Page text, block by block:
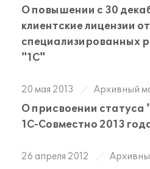
О повышении с 30
клиентские лицензии
специализированных
"1С"
20 мая 2013 Архивный
О присвоении
1С-Совместно 2013
26 апреля 2012